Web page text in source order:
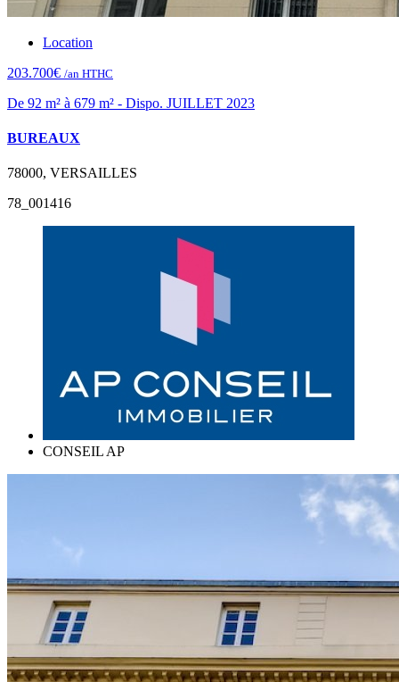
Location
203.700€ /an HTHC
De 92 m² à 679 m² - Dispo. JUILLET 2023
BUREAUX
78000, VERSAILLES
78_001416
CONSEIL AP